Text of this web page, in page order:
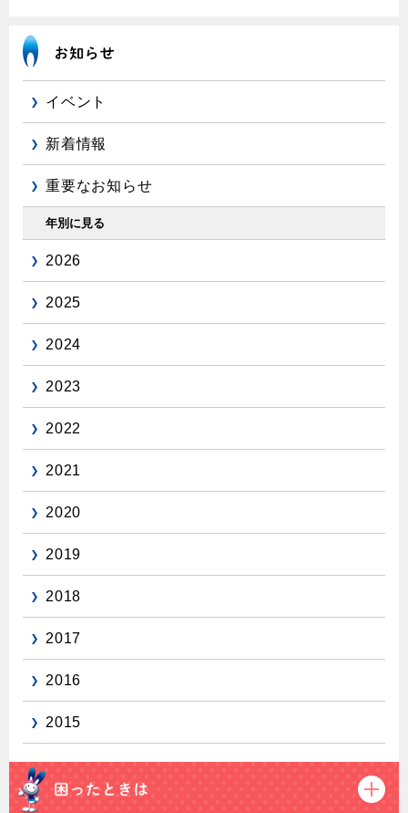
新しく都市ガスをご利用したい方へ
ガスを安全にお使いいただくために
安全対策
ガスメーターの役割と安全機能
古くなったガス管の交換のおすすめ
正しい接続で安全に
長期使用製品安全点検制度について
冬季の注意
保安体制について
ガス設備安全点検について
お引越しのときには
ガス使用開始のご案内
インターネット受付
都市ガス切り替えのメリット
導入事例
都市ガス切り替え事例
衣類乾燥機
リビング
ガスファンヒーター
ガス温水床暖房・ルームヒーター
イベント
新着情報
重要なお知らせ
年別に見る
2026
2025
2024
2023
2022
2021
2020
2019
2018
2017
2016
2015